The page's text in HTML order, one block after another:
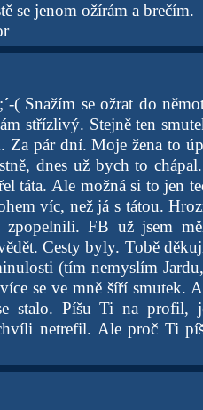
se jenom ožírám a brečím.
( Snažím se ožrat do
střízlivý. Stejně ten
Za pár dní. Moje žena to
dnes už bych to
táta. Ale možná si to jen
víc, než já s tátou.
FB už jsem
Cesty byly. Tobě
(tím nemyslím
se ve mně šíří smutek.
stalo. Píšu Ti na profil,
netrefil. Ale proč Ti